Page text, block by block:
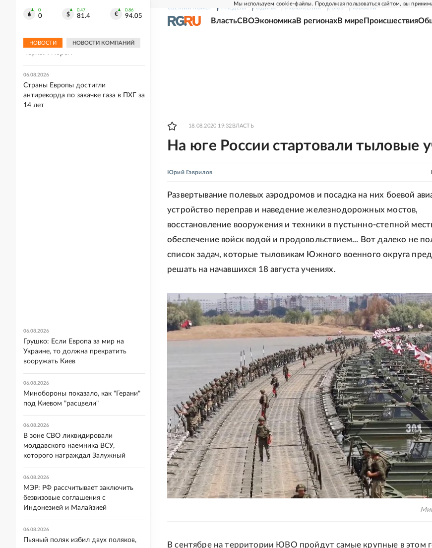
Мы используем cookie-файлы. Продолжая пользоваться сайтом, вы
СВЕЖИЙ НОМЕР РГ-НЕДЕЛЯ РОДИНА ПРИЛОЖЕНИЯ СОЮЗ НОВОСТИ
ВластьСВОЭкономикаВ регионахВ мире Происшествия
18.08.2020 19:32 ВЛАСТЬ
На юге России стартовали тыловые
Юрий Гаврилов
Развертывание полевых аэродромов и посадка на них боевой
устройство переправ и наведение железнодорожных мостов,
восстановление вооружения и техники в пустынно-степной
обеспечение войск водой и продовольствием... Вот далеко не
список задач, которые тыловикам Южного военного округа
решать на начавшихся 18 августа учениях.
В сентябре на территории ЮВО пройдут самые крупные в этом
0
0
0.47
81.4
0.86
94.05
НОВОСТИ НОВОСТИ КОМПАНИЙ
дрон ВСУ над регионами России и
Черным морем
06.08.2026
Страны Европы достигли
антирекорда по закачке газа в ПХГ за
14 лет
06.08.2026
Грушко: Если Европа за мир на
Украине, то должна прекратить
вооружать Киев
06.08.2026
Минобороны показало, как "Герани"
под Киевом "расцвели"
06.08.2026
В зоне СВО ликвидировали
молдавского наемника ВСУ,
которого награждал Залужный
06.08.2026
МЭР: РФ рассчитывает заключить
безвизовые соглашения с
Индонезией и Малайзией
06.08.2026
Пьяный поляк избил двух поляков,